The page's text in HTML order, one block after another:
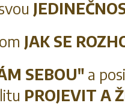
JAK SE
SEBOU"a
PROJEVIT A